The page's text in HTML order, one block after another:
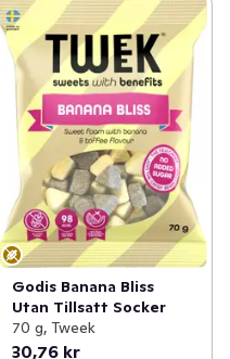
Godis Banana Bliss
Utan Tillsatt Socker
70 g, Tweek
30,76 kr